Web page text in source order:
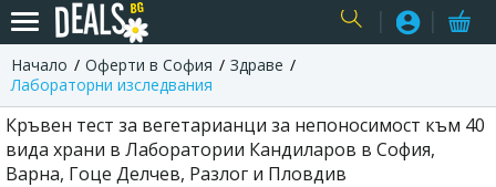
Начало Оферти в София
Здраве
Лабораторни изследвания
Кръвен тест за вегетарианци за непоносимост към 40
вида храни в Лаборатории Кандиларов в София,
Варна, Гоце Делчев, Разлог и Пловдив